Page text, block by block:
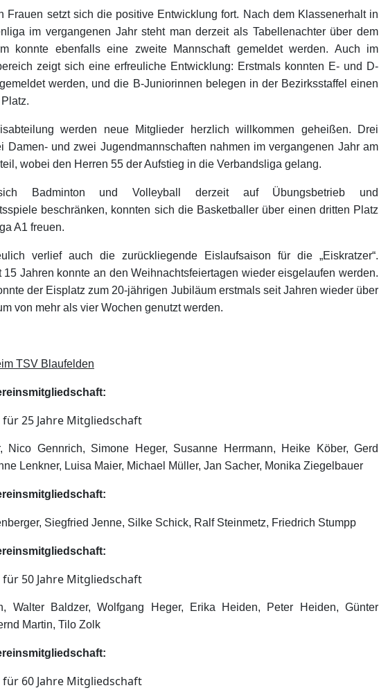
Frauen setzt sich die positive Entwicklung fort. Nach dem Klassenerhalt in
im vergangenen Jahr steht man derzeit als Tabellenachter über dem
konnte ebenfalls eine zweite Mannschaft gemeldet werden. Auch im
zeigt sich eine erfreuliche Entwicklung: Erstmals konnten E- und D-
werden, und die B-Juniorinnen belegen in der Bezirksstaffel einen
werden neue Mitglieder herzlich willkommen geheißen. Drei
Damen- und zwei Jugendmannschaften nahmen im vergangenen Jahr am
wobei den Herren 55 der Aufstieg in die Verbandsliga gelang.
Badminton und Volleyball derzeit auf Übungsbetrieb und
beschränken, konnten sich die Basketballer über einen dritten Platz
A1 freuen.
verlief auch die zurückliegende Eislaufsaison für die „Eiskratzer“.
15 Jahren konnte an den Weihnachtsfeiertagen wieder eisgelaufen werden.
der Eisplatz zum 20-jährigen Jubiläum erstmals seit Jahren wieder über
von mehr als vier Wochen genutzt werden.
TSV Blaufelden
Nico Gennrich, Simone Heger, Susanne Herrmann, Heike Köber, Gerd
Lenkner, Luisa Maier, Michael Müller, Jan Sacher, Monika Ziegelbauer
Siegfried Jenne, Silke Schick, Ralf Steinmetz, Friedrich Stumpp
Walter Baldzer, Wolfgang Heger, Erika Heiden, Peter Heiden, Günter
Martin, Tilo Zolk